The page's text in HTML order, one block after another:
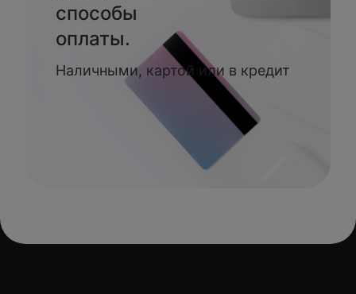
способы
оплаты.
Наличными, картой или в кредит